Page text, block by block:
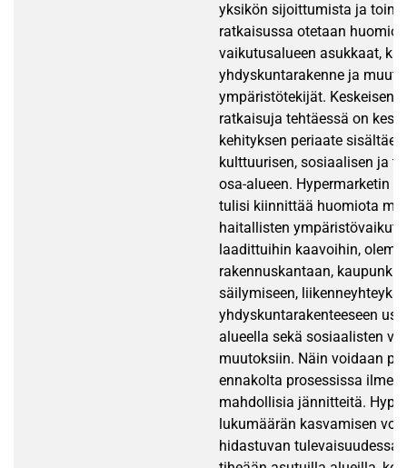
yksikön sijoittumista ja
ratkaisussa otetaan
vaikutusalueen asukkaat,
yhdyskuntarakenne ja muut
ympäristötekijät.
ratkaisuja tehtäessä on
kehityksen periaate
kulttuurisen, sosiaalisen ja
osa-alueen. Hypermarketin
tulisi kiinnittää huomiota
haitallisten
laadittuihin kaavoihin,
rakennuskantaan,
säilymiseen,
yhdyskuntarakenteeseen
alueella sekä sosiaalisten
muutoksiin. Näin voidaan
ennakolta prosessissa
mahdollisia jännitteitä.
lukumäärän kasvamisen
hidastuvan tulevaisuudessa